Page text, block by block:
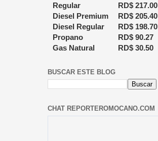
Regular
RD$ 217.00
Diesel Premium
RD$ 205.40
Diesel Regular
RD$ 198.70
Propano
RD$ 90.27
Gas Natural
RD$ 30.50
BUSCAR ESTE BLOG
CHAT REPORTEROMOCANO.COM